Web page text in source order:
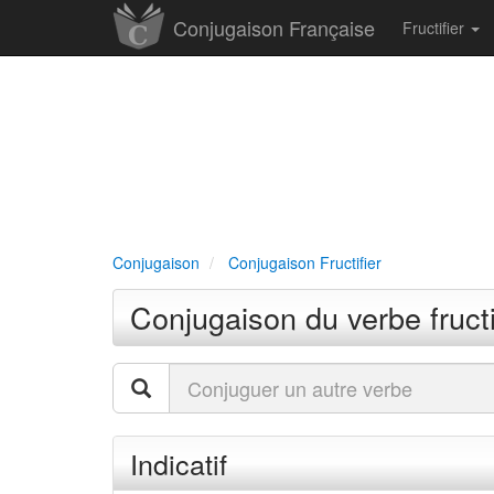
Conjugaison Française Fructifier
Conjugaison Conjugaison Fructifier
Conjugaison du verbe
Indicatif